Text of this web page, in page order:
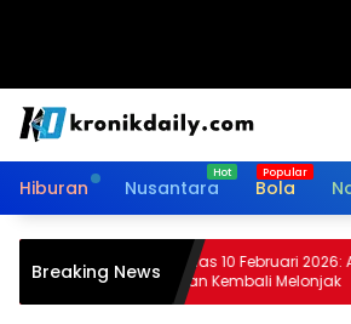
Hiburan Nusantara Bola
Breaking News
Harga Emas 10 Februari 2026:
Pegadaian Kembali Melonjak